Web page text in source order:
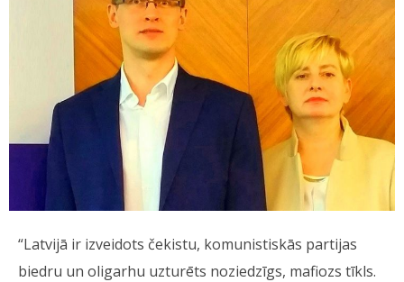
“Latvijā ir izveidots čekistu, komunistiskās partijas
biedru un oligarhu uzturēts noziedzīgs, mafiozs tīkls.